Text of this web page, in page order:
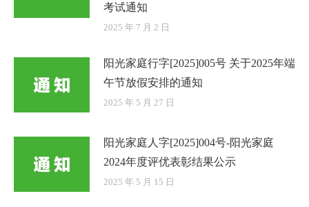
考试通知
2025 年 7 月 2 日
阳光家庭行字[2025]005号 关于2025年端
午节放假安排的通知
2025 年 5 月 27 日
阳光家庭人字[2025]004号-阳光家庭
2024年度评优表彰结果公示
2025 年 5 月 15 日